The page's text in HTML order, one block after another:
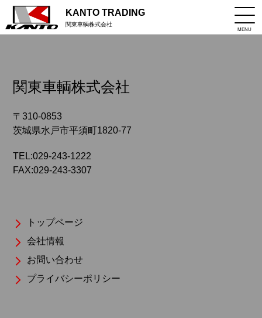
KANTO TRADING
関東車輌株式会社
MENU
関東車輌株式会社
〒310-0853
茨城県水戸市平須町1820-77
TEL:029-243-1222
FAX:029-243-3307
トップページ
会社情報
お問い合わせ
プライバシーポリシー